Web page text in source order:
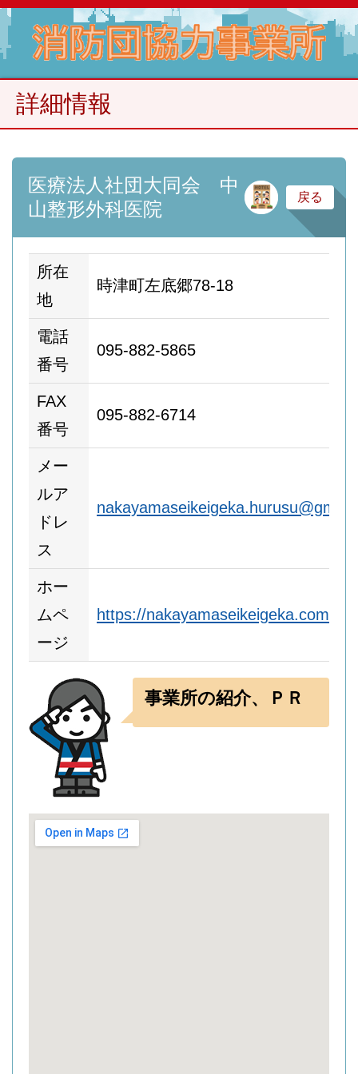
詳細情報
医療法人社団大同会 中
山整形外科医院
サ
戻る
所在
地
時津町左底郷78-18
電話
番号
095-882-5865
FAX
番号
095-882-6714
メー
ルア
ドレ
ス
ホー
ムペ
ージ
https://nakayamaseikeigeka.com/
事業所の紹介、ＰＲ